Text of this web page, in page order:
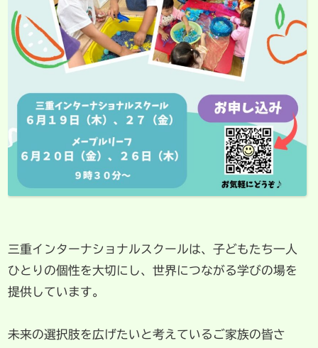
三重インターナショナルスクールは、子どもたち一人
ひとりの個性を大切にし、世界につながる学びの場を
提供しています。
未来の選択肢を広げたいと考えているご家族の皆さ